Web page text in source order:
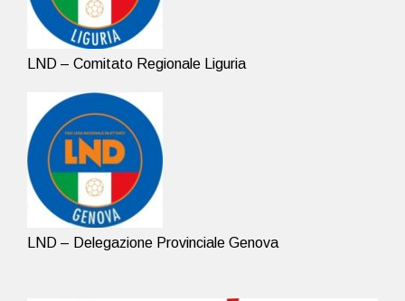
LND – Comitato Regionale Liguria
LND – Delegazione Provinciale Genova